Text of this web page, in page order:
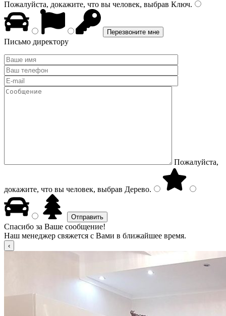
Пожалуйста, докажите, что вы человек, выбрав Ключ.
Письмо директору
Пожалуйста,
докажите, что вы человек, выбрав Дерево.
Спасибо за Ваше сообщение!
Наш менеджер свяжется с Вами в ближайшее время.